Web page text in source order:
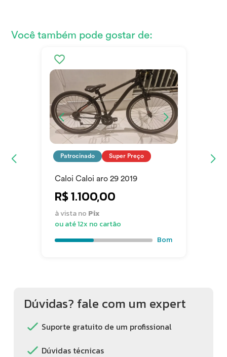
Você também pode gostar de:
Patrocinado Super Preço
Caloi Caloi aro 29 2019
R$ 1.100,00
à vista no Pix
ou até 12x no cartão
Bom
Dúvidas? fale com um expert
Suporte gratuito de um profissional
Dúvidas técnicas